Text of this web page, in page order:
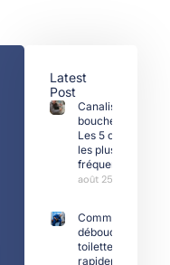
Latest
Post
Canalisations
bouchées :
Les 5 causes
les plus
fréquentes
août 25, 2025
Comment
déboucher
toilettes
rapidement